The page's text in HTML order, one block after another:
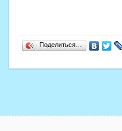
Поделиться…